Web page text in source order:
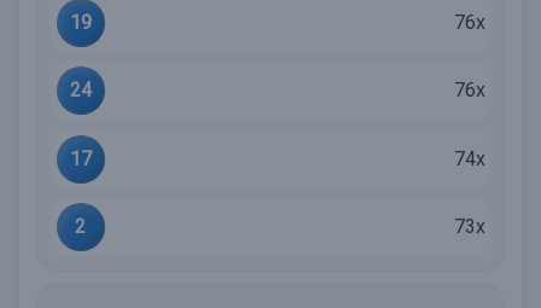
19 76x
24 76x
17 74x
2 73x